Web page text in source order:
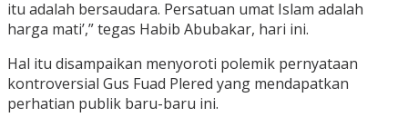
itu adalah bersaudara. Persatuan umat Islam adalah
harga mati’,” tegas Habib Abubakar, hari ini.
Hal itu disampaikan menyoroti polemik pernyataan
kontroversial Gus Fuad Plered yang mendapatkan
perhatian publik baru-baru ini.